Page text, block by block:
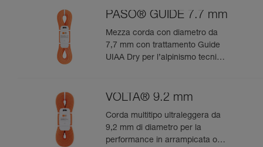
PASO® GUIDE 7.7 mm
Mezza corda con diametro da
7,7 mm con trattamento Guide
UIAA Dry per l’alpinismo tecnico
VOLTA® 9.2 mm
Corda multitipo ultraleggera da
9,2 mm di diametro per la
performance in arrampicata o